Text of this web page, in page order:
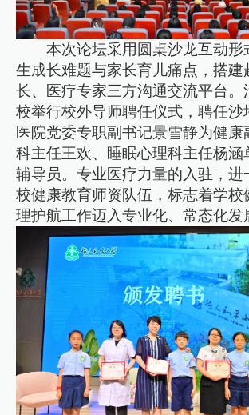
本次论坛采用圆桌沙龙互动形
生成长难题与家长育儿痛点，搭建
长、医疗专家三方沟通交流平台。
校举行校外导师聘任仪式，聘任沙
医院党委专职副书记景雪静为健
科主任王欢、睡眠心理科主任杨涵
辅导员。专业医疗力量的入驻，进
校健康教育师资队伍，标志着学校
理护航工作迈入专业化、常态化发